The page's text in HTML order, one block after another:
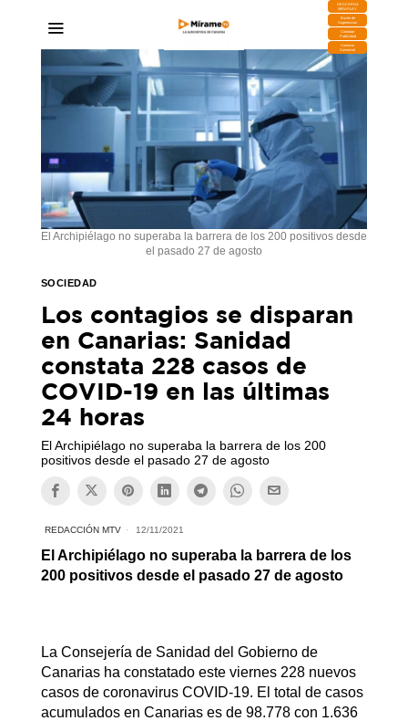
DESCARGA
MIRAPLAY
Buzón de
Sugerencias
Contratar
Publicidad
Contacto
Comercial
El Archipiélago no superaba la barrera de los 200 positivos desde
el pasado 27 de agosto
SOCIEDAD
Los contagios se disparan
en Canarias: Sanidad
constata 228 casos de
COVID-19 en las últimas
24 horas
El Archipiélago no superaba la barrera de los 200
positivos desde el pasado 27 de agosto
REDACCIÓN MTV 12/11/2021
El Archipiélago no superaba la barrera de los
200 positivos desde el pasado 27 de agosto
La Consejería de Sanidad del Gobierno de
Canarias ha constatado este viernes 228 nuevos
casos de coronavirus COVID-19. El total de casos
acumulados en Canarias es de 98.778 con 1.636